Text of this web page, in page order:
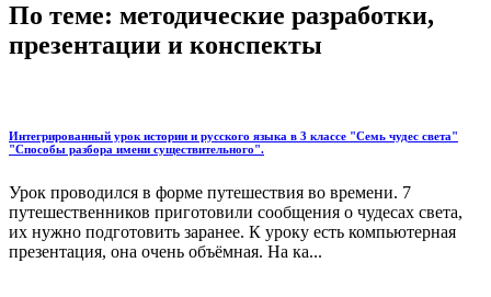
По теме: методические разработки,
презентации и конспекты
Интегрированный урок истории и русского языка в 3 классе "Семь чудес света"
"Способы разбора имени существительного".
Урок проводился в форме путешествия во времени. 7
путешественников приготовили сообщения о чудесах света,
их нужно подготовить заранее. К уроку есть компьютерная
презентация, она очень объёмная. На ка...